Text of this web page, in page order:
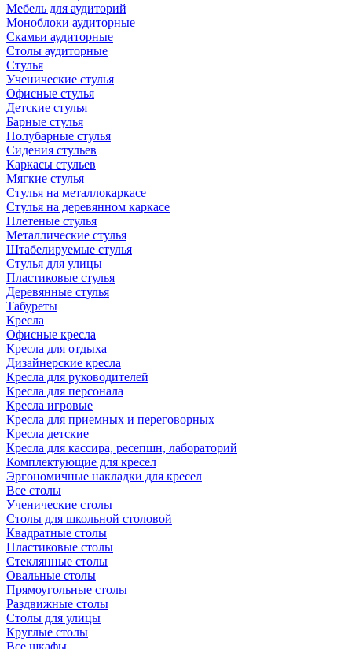
Мебель для аудиторий
Моноблоки аудиторные
Скамьи аудиторные
Столы аудиторные
Стулья
Ученические стулья
Офисные стулья
Детские стулья
Барные стулья
Полубарные стулья
Сидения стульев
Каркасы стульев
Мягкие стулья
Стулья на металлокаркасе
Стулья на деревянном каркасе
Плетеные стулья
Металлические стулья
Штабелируемые стулья
Стулья для улицы
Пластиковые стулья
Деревянные стулья
Табуреты
Кресла
Офисные кресла
Кресла для отдыха
Дизайнерские кресла
Кресла для руководителей
Кресла для персонала
Кресла игровые
Кресла для приемных и переговорных
Кресла детские
Кресла для кассира, ресепшн, лабораторий
Комплектующие для кресел
Эргономичные накладки для кресел
Все столы
Ученические столы
Столы для школьной столовой
Квадратные столы
Пластиковые столы
Стеклянные столы
Овальные столы
Прямоугольные столы
Раздвижные столы
Столы для улицы
Круглые столы
Все шкафы